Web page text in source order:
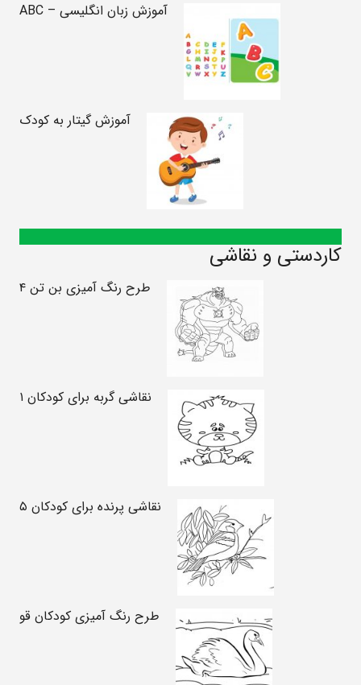
آموزش زبان انگلیسی – ABC
آموزش گیتار به کودک
کاردستی و نقاشی
طرح رنگ آمیزی بن تن ۴
نقاشی گربه برای کودکان ۱
نقاشی پرنده برای کودکان ۵
طرح رنگ آمیزی کودکان قو